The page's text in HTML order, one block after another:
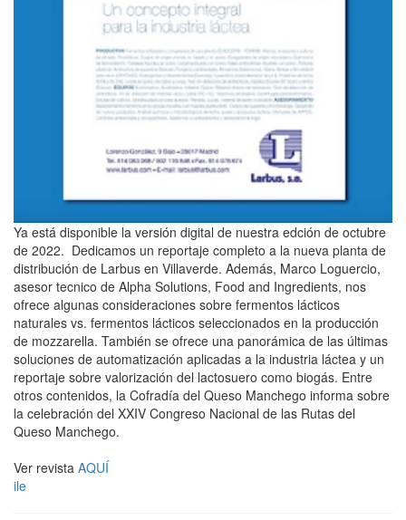
Ya está disponible la versión digital de nuestra edción de octubre
de 2022. Dedicamos un reportaje completo a la nueva planta de
distribución de Larbus en Villaverde. Además, Marco Loguercio,
asesor tecnico de Alpha Solutions, Food and Ingredients, nos
ofrece algunas consideraciones sobre fermentos lácticos
naturales vs. fermentos lácticos seleccionados en la producción
de mozzarella. También se ofrece una panorámica de las últimas
soluciones de automatización aplicadas a la industria láctea y un
reportaje sobre valorización del lactosuero como biogás. Entre
otros contenidos, la Cofradía del Queso Manchego informa sobre
la celebración del XXIV Congreso Nacional de las Rutas del
Queso Manchego.
Ver revista AQUÍ
ile